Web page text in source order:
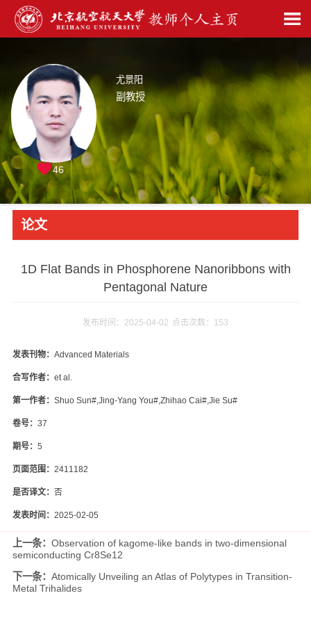
尤景阳
副教授
46
论文
1D Flat Bands in Phosphorene Nanoribbons with
Pentagonal Nature
发布时间：2025-04-02 点击次数： 153
发表刊物： Advanced Materials
合写作者： et al.
第一作者： Shuo Sun#,Jing-Yang You#,Zhihao Cai#,Jie Su#
卷号： 37
期号： 5
页面范围： 2411182
是否译文： 否
发表时间： 2025-02-05
上一条： Observation of kagome-like bands in two-dimensional
semiconducting Cr8Se12
下一条： Atomically Unveiling an Atlas of Polytypes in Transition-
Metal Trihalides